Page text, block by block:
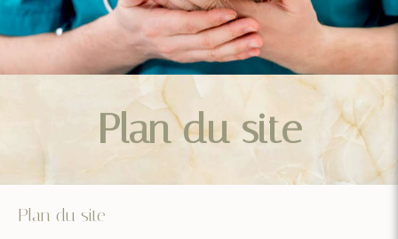
Plan du site
Plan du site